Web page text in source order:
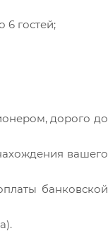
6 гостей;
дорого до
вашего
банковской